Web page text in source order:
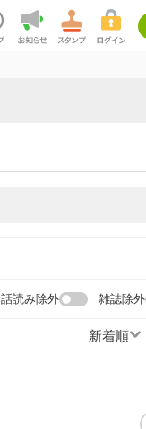
話読み除外 雑誌除外
新着順